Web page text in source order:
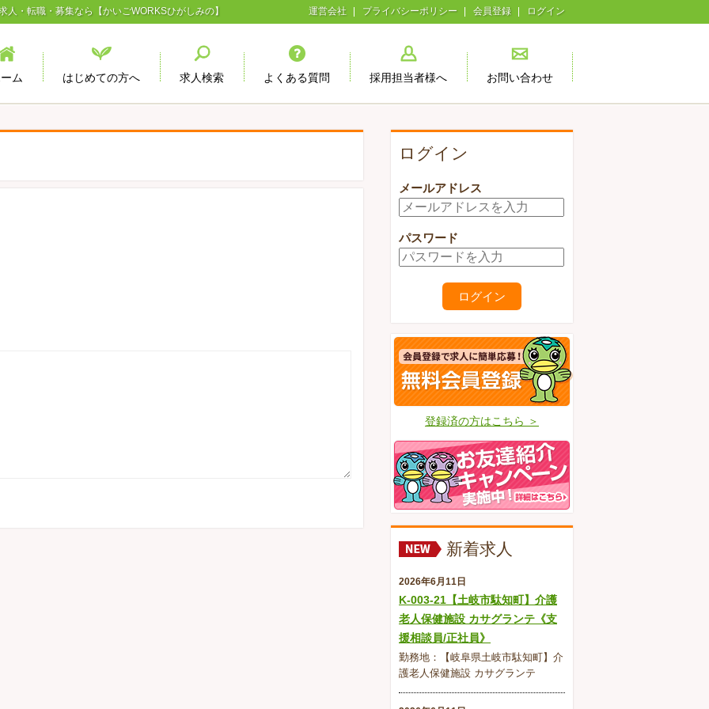
人・転職・募集なら【かいごWORKSひがしみの】 運営会社 プライバシーポリシー 会員登録 ログイン
ム はじめての方へ 求人検索 よくある質問 採用担当者様へ お問い合わせ
ログイン
メールアドレス
パスワード
登録済の方はこちら ＞
新着求人
2026年6月11日
K-003-21【土岐市駄知町】介護
老人保健施設 カサグランテ《支
援相談員/正社員》
勤務地：【岐阜県土岐市駄知町】介
護老人保健施設 カサグランテ